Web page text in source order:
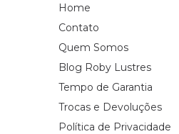
Home
Contato
Quem Somos
Blog Roby Lustres
Tempo de Garantia
Trocas e Devoluções
Política de Privacidade